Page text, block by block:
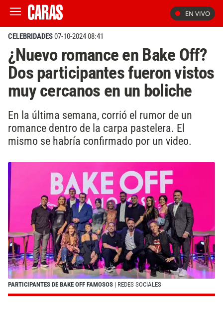
EN VIVO
CELEBRIDADES07-10-2024 08:41
¿Nuevo romance en Bake Off?
Dos participantes fueron vistos
muy cercanos en un boliche
En la última semana, corrió el rumor de un
romance dentro de la carpa pastelera. El
mismo se habría confirmado por un video.
PARTICIPANTES DE BAKE OFF FAMOSOS | REDES SOCIALES